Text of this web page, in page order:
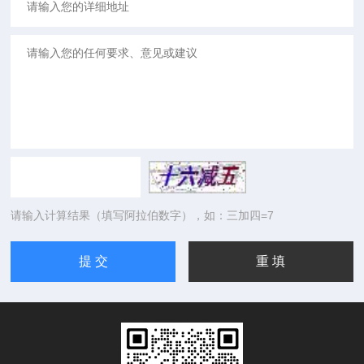
请输入计算结果（填写阿拉伯数字），如：三加四=7